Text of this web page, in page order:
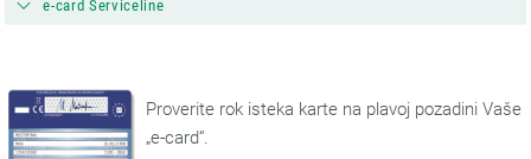
e-card Serviceline
Proverite rok isteka karte na plavoj pozadini Vaše
„e-card“.